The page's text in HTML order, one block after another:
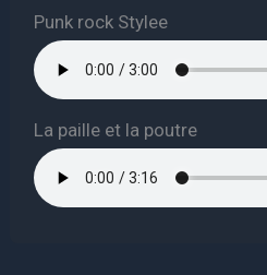
Punk rock Stylee
La paille et la poutre